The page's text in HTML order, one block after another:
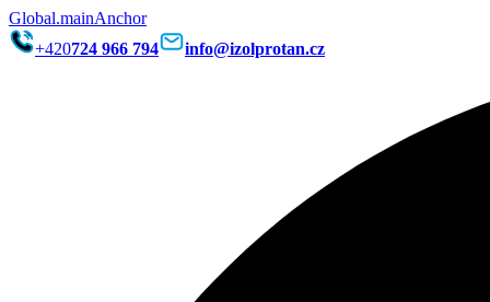
Global.mainAnchor
+420724 966 794 info@izolprotan.cz